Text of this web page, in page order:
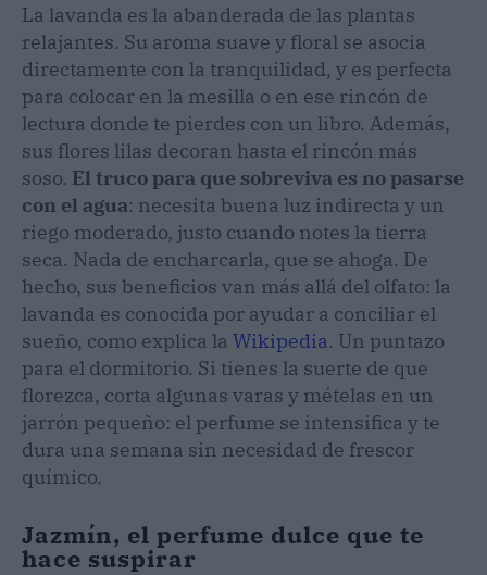
La lavanda es la abanderada de las plantas
relajantes. Su aroma suave y floral se asocia
directamente con la tranquilidad, y es perfecta
para colocar en la mesilla o en ese rincón de
lectura donde te pierdes con un libro. Además,
sus flores lilas decoran hasta el rincón más
soso. El truco para que sobreviva es no pasarse
con el agua: necesita buena luz indirecta y un
riego moderado, justo cuando notes la tierra
seca. Nada de encharcarla, que se ahoga. De
hecho, sus beneficios van más allá del olfato: la
lavanda es conocida por ayudar a conciliar el
sueño, como explica la Wikipedia. Un puntazo
para el dormitorio. Si tienes la suerte de que
florezca, corta algunas varas y mételas en un
jarrón pequeño: el perfume se intensifica y te
dura una semana sin necesidad de frescor
químico.
Jazmín, el perfume dulce que te
hace suspirar